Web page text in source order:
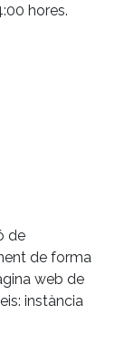
hores.
de
de forma
web de
instància